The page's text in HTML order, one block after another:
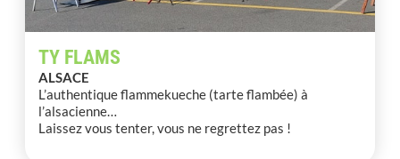
TY FLAMS
ALSACE
L’authentique flammekueche (tarte flambée) à
l’alsacienne…
Laissez vous tenter, vous ne regrettez pas !